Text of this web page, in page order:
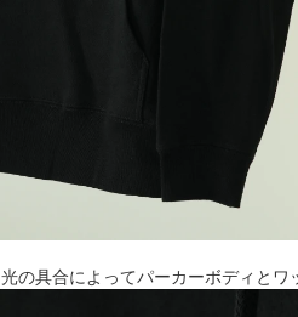
光の具合によってパーカーボディと